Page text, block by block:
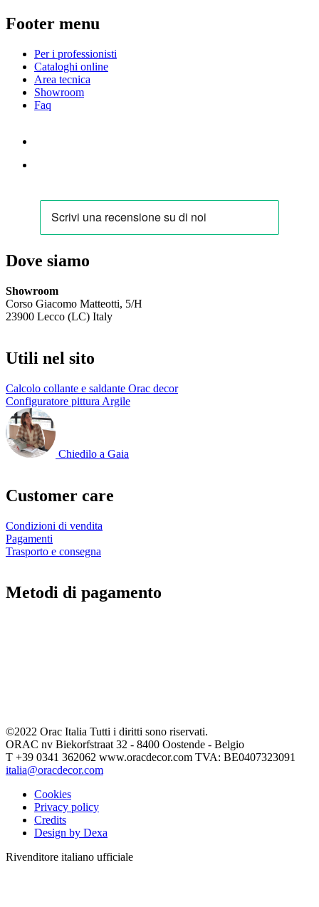
Footer menu
Per i professionisti
Cataloghi online
Area tecnica
Showroom
Faq
Dove siamo
Showroom
Corso Giacomo Matteotti, 5/H
23900 Lecco (LC) Italy
Utili nel sito
Calcolo collante e saldante Orac decor
Configuratore pittura Argile
Chiedilo a Gaia
Customer care
Condizioni di vendita
Pagamenti
Trasporto e consegna
Metodi di pagamento
©2022 Orac Italia Tutti i diritti sono riservati.
ORAC nv Biekorfstraat 32 - 8400 Oostende - Belgio
T +39 0341 362062 www.oracdecor.com TVA: BE0407323091
italia@oracdecor.com
Cookies
Privacy policy
Credits
Design by Dexa
Rivenditore italiano ufficiale